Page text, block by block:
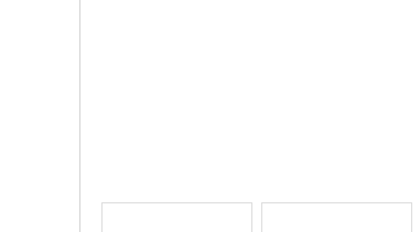
Médias